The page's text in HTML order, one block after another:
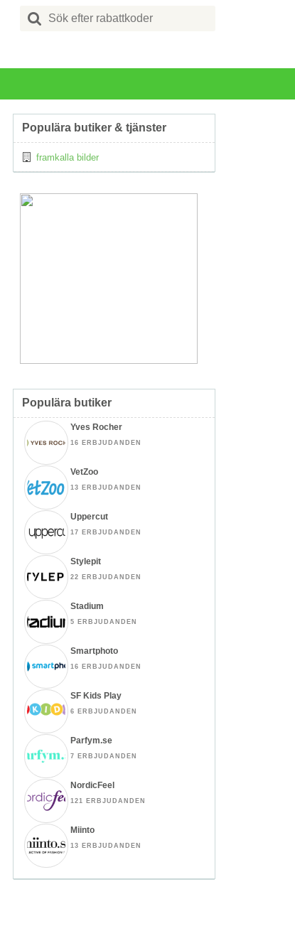
Search
for:
Populära butiker & tjänster
framkalla bilder
Populära butiker
Yves Rocher
16 ERBJUDANDEN
VetZoo
13 ERBJUDANDEN
Uppercut
17 ERBJUDANDEN
Stylepit
22 ERBJUDANDEN
Stadium
5 ERBJUDANDEN
Smartphoto
16 ERBJUDANDEN
SF Kids Play
6 ERBJUDANDEN
Parfym.se
7 ERBJUDANDEN
NordicFeel
121 ERBJUDANDEN
Miinto
13 ERBJUDANDEN